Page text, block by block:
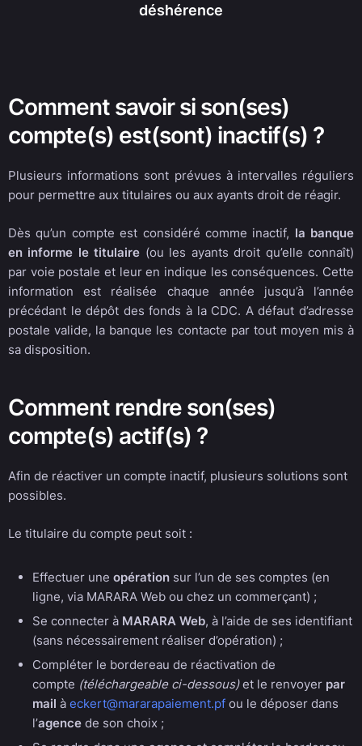
déshérence
Comment savoir si son(ses)
compte(s) est(sont) inactif(s) ?
Plusieurs informations sont prévues à intervalles réguliers
pour permettre aux titulaires ou aux ayants droit de réagir.
Dès qu’un compte est considéré comme inactif, la banque
en informe le titulaire (ou les ayants droit qu’elle connaît)
par voie postale et leur en indique les conséquences. Cette
information est réalisée chaque année jusqu’à l’année
précédant le dépôt des fonds à la CDC. A défaut d’adresse
postale valide, la banque les contacte par tout moyen mis à
sa disposition.
Comment rendre son(ses)
compte(s) actif(s) ?
Afin de réactiver un compte inactif, plusieurs solutions sont
possibles.
Le titulaire du compte peut soit :
Effectuer une opération sur l’un de ses comptes (en
ligne, via MARARA Web ou chez un commerçant) ;
Se connecter à MARARA Web, à l’aide de ses identifiant
(sans nécessairement réaliser d’opération) ;
Compléter le bordereau de réactivation de
compte (téléchargeable ci-dessous)et le renvoyer par
mail à eckert@mararapaiement.pf ou le déposer dans
l’agence de son choix ;